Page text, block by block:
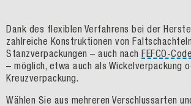
Dank des flexiblen Verfahrens bei der
zahlreiche Konstruktionen von
Stanzverpackungen – auch nach FEFCO-Code
– möglich, etwa auch als Wickelverpackung
Kreuzverpackung.
Wählen Sie aus mehreren Verschlussarten